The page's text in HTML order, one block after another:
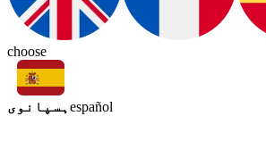
choose
ہسپانوی español